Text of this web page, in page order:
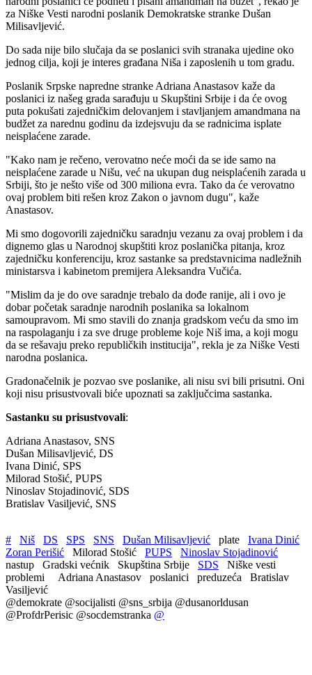
za Niške Vesti narodni poslanik Demokratske stranke Dušan
Milisavljević.
Do sada nije bilo slučaja da se poslanici svih stranaka ujedine oko
jednog cilja, koji je interes građana Niša i zaposlenih u tom gradu.
Poslanik Srpske napredne stranke Adriana Anastasov kaže da
poslanici iz našeg grada sarađuju u Skupštini Srbije i da će ovog
puta pokušati zajedničkim delovanjem i stavljanjem amandmana na
budžet za narednu godinu da izdejsvuju da se radnicima isplate
neisplaćene zarade.
"Kako nam je rečeno, verovatno neće moći da se ide samo na
neisplaćene zarade u Nišu, već na ukupan dug neisplaćenih zarada u
Srbiji, što je nešto više od 300 miliona evra. Tako da će verovatno
ovaj problem biti rešen kroz Zakon o javnom dugu", kaže
Anastasov.
Mi smo dogovorili zajedničku saradnju vezanu za ovaj problem i da
dignemo glas u Narodnoj skupštiti kroz poslanička pitanja, kroz
zajedničku konferenciju, kroz sastanke sa predstavnicima nadležnih
ministarsva i kabinetom premijera Aleksandra Vučića.
"Mislim da je do ove saradnje trebalo da dođe ranije, ali i ovo je
dobar početak saradnje narodnih poslanika sa lokalnom
samoupravom. Mi smo stavili do znanja gradskom veću da smo im
na raspolaganju i za sve druge probleme koje Niš ima, a koji mogu
da se rešavaju preko republičkih institucija", rekla je za Niške Vesti
narodna poslanica.
Gradonačelnik je pozvao sve poslanike, ali nisu svi bili prisutni. Oni
koji nisu prisustvovali biće upoznati sa zaključcima sastanka.
Sastanku su prisustvovali:
Adriana Anastasov, SNS
Dušan Milisavljević, DS
Ivana Dinić, SPS
Milorad Stošić, PUPS
Ninoslav Stojadinović, SDS
Bratislav Vasiljević, SNS
# Niš DS SPS SNS Dušan Milisavljević plate
Ivana Dinić
Zoran Perišić
Milorad Stošić PUPS
Ninoslav Stojadinović
nastup
Gradski većnik Skupština Srbije SDS
Niške vesti
problemi
Adriana Anastasov poslanici preduzeća
Bratislav
Vasiljević
@demokrate @socijalisti @sns_srbija @dusanorldusan
@ProfdrPerisic @socdemstranka @